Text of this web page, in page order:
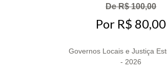
De R$ 100,00
Por R$ 80,00
Governos Locais e Justiça
- 2026